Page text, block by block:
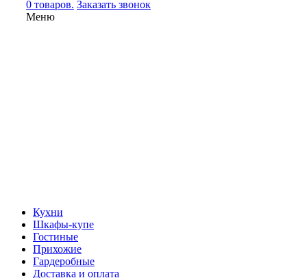
0 товаров. Заказать звонок
Меню
Кухни
Шкафы-купе
Гостиные
Прихожие
Гардеробные
Доставка и оплата